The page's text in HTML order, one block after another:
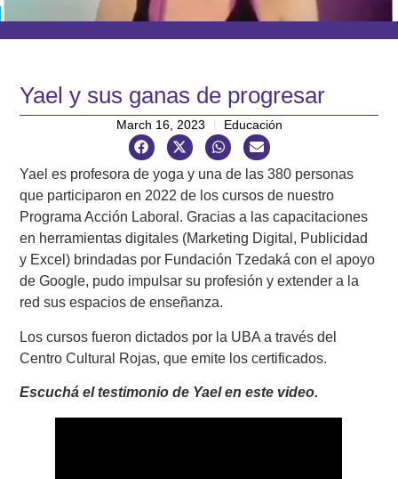
Yael y sus ganas de progresar
March 16, 2023 Educación
Yael es profesora de yoga y una de las 380 personas
que participaron en 2022 de los cursos de nuestro
Programa Acción Laboral. Gracias a las capacitaciones
en herramientas digitales (Marketing Digital, Publicidad
y Excel) brindadas por Fundación Tzedaká con el apoyo
de Google, pudo impulsar su profesión y extender a la
red sus espacios de enseñanza.
Los cursos fueron dictados por la UBA a través del
Centro Cultural Rojas, que emite los certificados.
Escuchá el testimonio de Yael en este video.